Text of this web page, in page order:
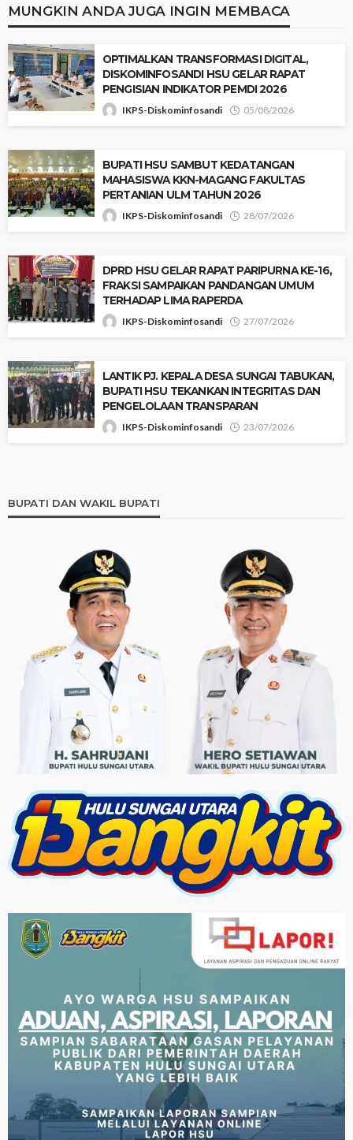
MUNGKIN ANDA JUGA INGIN MEMBACA
‎OPTIMALKAN TRANSFORMASI DIGITAL,
DISKOMINFOSANDI HSU GELAR RAPAT
PENGISIAN INDIKATOR PEMDI 2026 ‎
IKPS-Diskominfosandi 05/08/2026
‎BUPATI HSU SAMBUT KEDATANGAN
MAHASISWA KKN-MAGANG FAKULTAS
PERTANIAN ULM TAHUN 2026 ‎
IKPS-Diskominfosandi 28/07/2026
‎DPRD HSU GELAR RAPAT PARIPURNA KE-16,
FRAKSI SAMPAIKAN PANDANGAN UMUM
TERHADAP LIMA RAPERDA
IKPS-Diskominfosandi 27/07/2026
‎LANTIK PJ. KEPALA DESA SUNGAI TABUKAN,
BUPATI HSU TEKANKAN INTEGRITAS DAN
PENGELOLAAN TRANSPARAN
IKPS-Diskominfosandi 23/07/2026
BUPATI DAN WAKIL BUPATI